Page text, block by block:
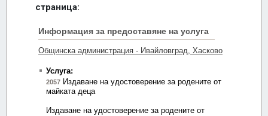
страница: